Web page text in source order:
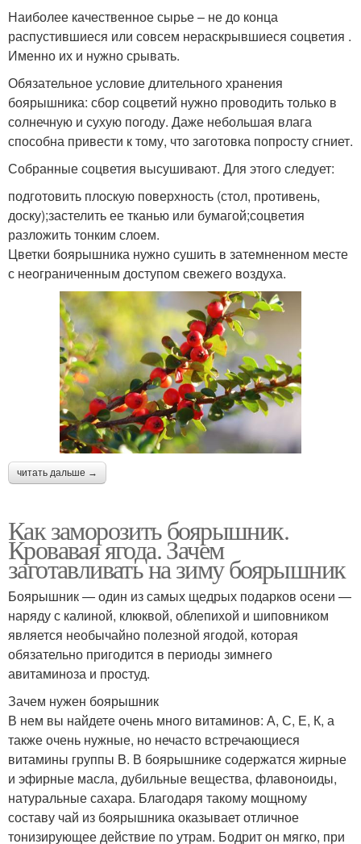
Наиболее качественное сырье – не до конца
распустившиеся или совсем нераскрывшиеся соцветия .
Именно их и нужно срывать.
Обязательное условие длительного хранения
боярышника: сбор соцветий нужно проводить только в
солнечную и сухую погоду. Даже небольшая влага
способна привести к тому, что заготовка попросту сгниет.
Собранные соцветия высушивают. Для этого следует:
подготовить плоскую поверхность (стол, противень,
доску);застелить ее тканью или бумагой;соцветия
разложить тонким слоем.
Цветки боярышника нужно сушить в затемненном месте
с неограниченным доступом свежего воздуха.
читать дальше →
Как заморозить боярышник.
Кровавая ягода. Зачем
заготавливать на зиму боярышник
Боярышник — один из самых щедрых подарков осени —
наряду с калиной, клюквой, облепихой и шиповником
является необычайно полезной ягодой, которая
обязательно пригодится в периоды зимнего
авитаминоза и простуд.
Зачем нужен боярышник
В нем вы найдете очень много витаминов: А, С, Е, К, а
также очень нужные, но нечасто встречающиеся
витамины группы B. В боярышнике содержатся жирные
и эфирные масла, дубильные вещества, флавоноиды,
натуральные сахара. Благодаря такому мощному
составу чай из боярышника оказывает отличное
тонизирующее действие по утрам. Бодрит он мягко, при